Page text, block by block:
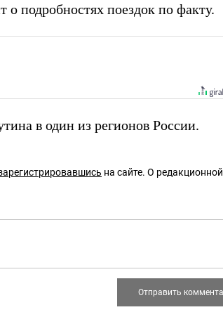
подробностях поездок по факту.
в один из регионов России.
на сайте. О редакционной